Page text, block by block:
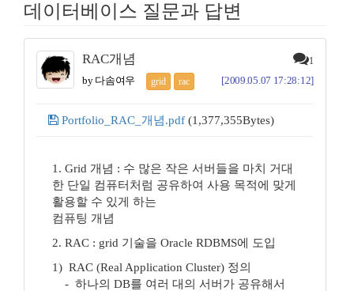
데이터베이스 질문과 답변
RAC개념 1
by 다솜여우 grid rac [2009.05.07 17:28:12]
Portfolio_RAC_개념.pdf (1,377,355Bytes)
1. Grid 개념 : 수 많은 작은 서버들을 마치 거대
한 단일 컴퓨터처럼 공유하여 사용 목적에 맞게
활용할 수 있게 하는
컴퓨팅 개념
2. RAC : grid 기술을 Oracle RDBMS에 도입
1) RAC (Real Application Cluster) 정의
- 하나의 DB를 여러 대의 서버가 공유해서